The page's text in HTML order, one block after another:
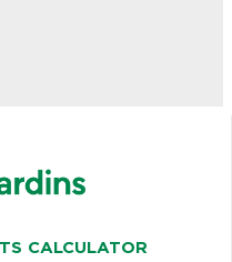
CALCULATOR